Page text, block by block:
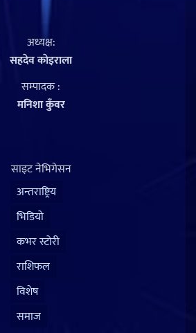
अध्यक्ष:
सहदेव काेइराला
सम्पादक :
मनिशा कुँवर
साइट नेभिगेसन
अन्तराष्ट्रिय
भिडियो
कभर स्टोरी
राशिफल
विशेष
समाज